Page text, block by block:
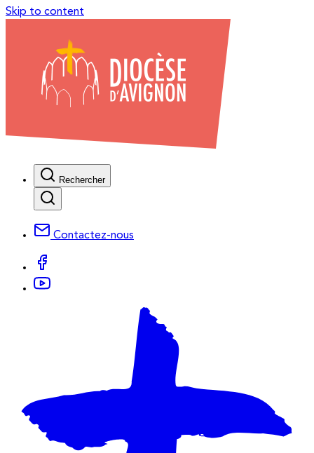
Skip to content
Rechercher
Contactez-nous